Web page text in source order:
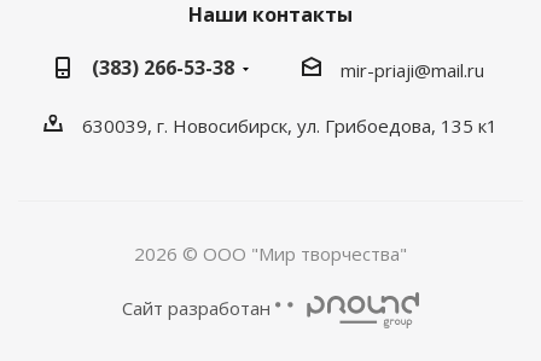
Наши контакты
(383) 266-53-38
mir-priaji@mail.ru
630039, г. Новосибирск, ул. Грибоедова, 135 к1
2026 © ООО "Мир творчества"
Сайт разработан